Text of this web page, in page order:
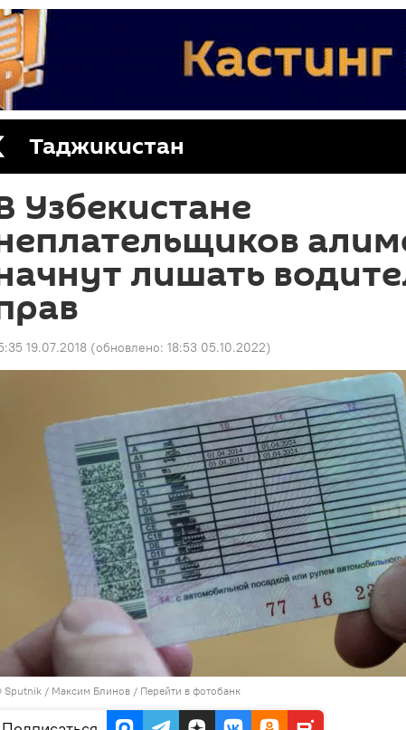
Таджикистан
Узбекистане
лишать
19.07.2018 (обновлено: 18:53 05.10.2022)
Sputnik / Максим Блинов / Перейти в фотобанк